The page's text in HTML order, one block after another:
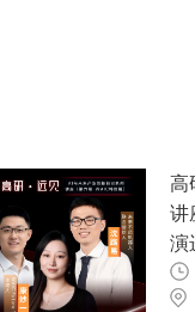
高
讲
演